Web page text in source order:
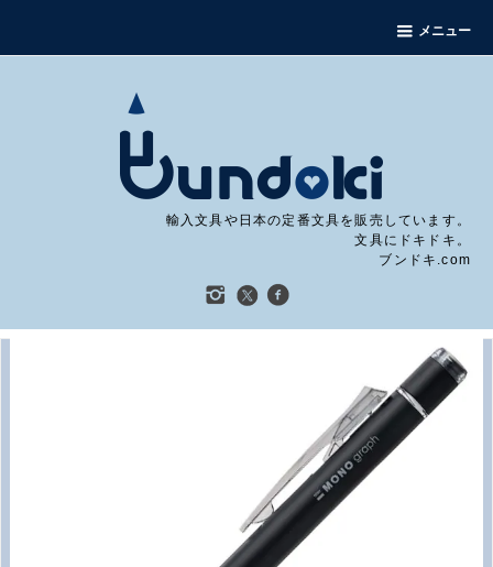
メニュー
輸入文具や日本の定番文具を販売しています。
文具にドキドキ。
ブンドキ.com